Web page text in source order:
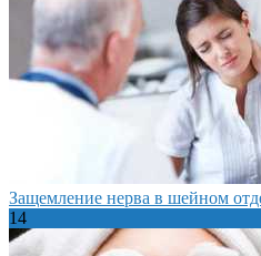
Защемление нерва в шейном
14